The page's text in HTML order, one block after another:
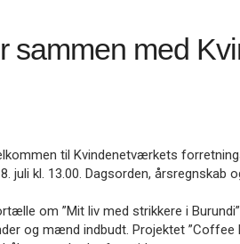
sammen med
til Kvindenetværkets
juli kl. 13.00. Dagsorden, årsregnskab
om ”Mit liv med strikkere i
og mænd indbudt. Projektet ”Coffee